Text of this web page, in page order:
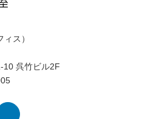
ス）
10 呉竹ビル2F